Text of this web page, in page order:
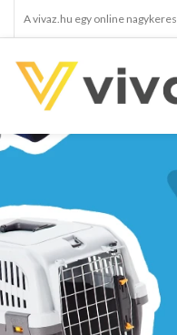
A vivaz.hu egy online